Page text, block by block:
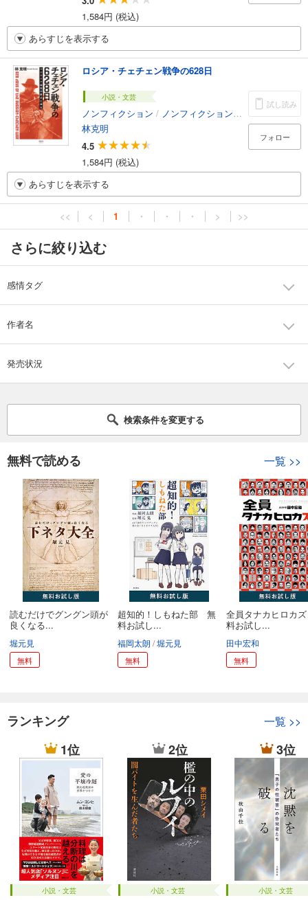
1,584円 (税込)
あらすじを表示する
ロシア・チェチェン戦争の628日
小説・文芸
ノンフィクション / ノンフィクション・ドキュメンタリー
林克明
4.5
1,584円 (税込)
試し読み
フォロー
あらすじを表示する
<< < 1 ・ ・ ・ > >>
さらに絞り込む
感情タグ
作者名
発売状況
検索条件を変更する
無料で読める 一覧 >>
読むだけでグングン頭が
良くなる...
堀元見
無料
超知的！しもねた部 無
料お試し...
福岡太朗 堀元見
無料
全員タナカヒロカ
料お試し...
田中宏和
無料
ランキング 一覧 >>
1位
小説・文芸
2位
小説・文芸
3位
小説・文芸